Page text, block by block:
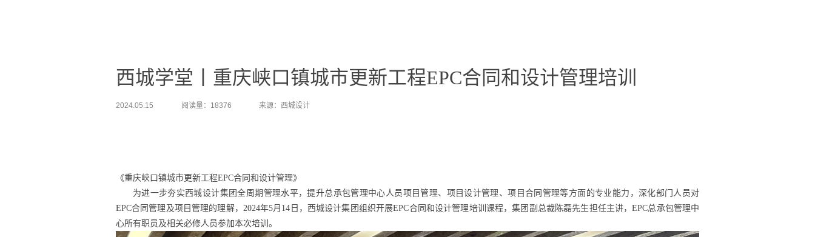
西城学堂丨重庆峡口镇城市更新工程EPC合同和设计管理培训
2024.05.15 阅读量：18376 来源：西城设计
《重庆峡口镇城市更新工程EPC合同和设计管理》
为进一步夯实西城设计集团全周期管理水平，提升总承包管理中心人员项目管理、项目设计管理、项目合同管理等方面的专业能力，深化部门人员对
EPC合同管理及项目管理的理解，2024年5月14日，西城设计集团组织开展EPC合同和设计管理培训课程，集团副总裁陈磊先生担任主讲，EPC总承包管理中
心所有职员及相关必修人员参加本次培训。